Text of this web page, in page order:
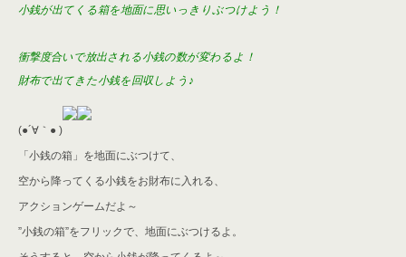
小銭が出てくる箱を地面に思いっきりぶつけよう！
衝撃度合いで放出される小銭の数が変わるよ！
財布で出てきた小銭を回収しよう♪
(●´∀｀● )
「小銭の箱」を地面にぶつけて、
空から降ってくる小銭をお財布に入れる、
アクションゲームだよ～
”小銭の箱”をフリックで、地面にぶつけるよ。